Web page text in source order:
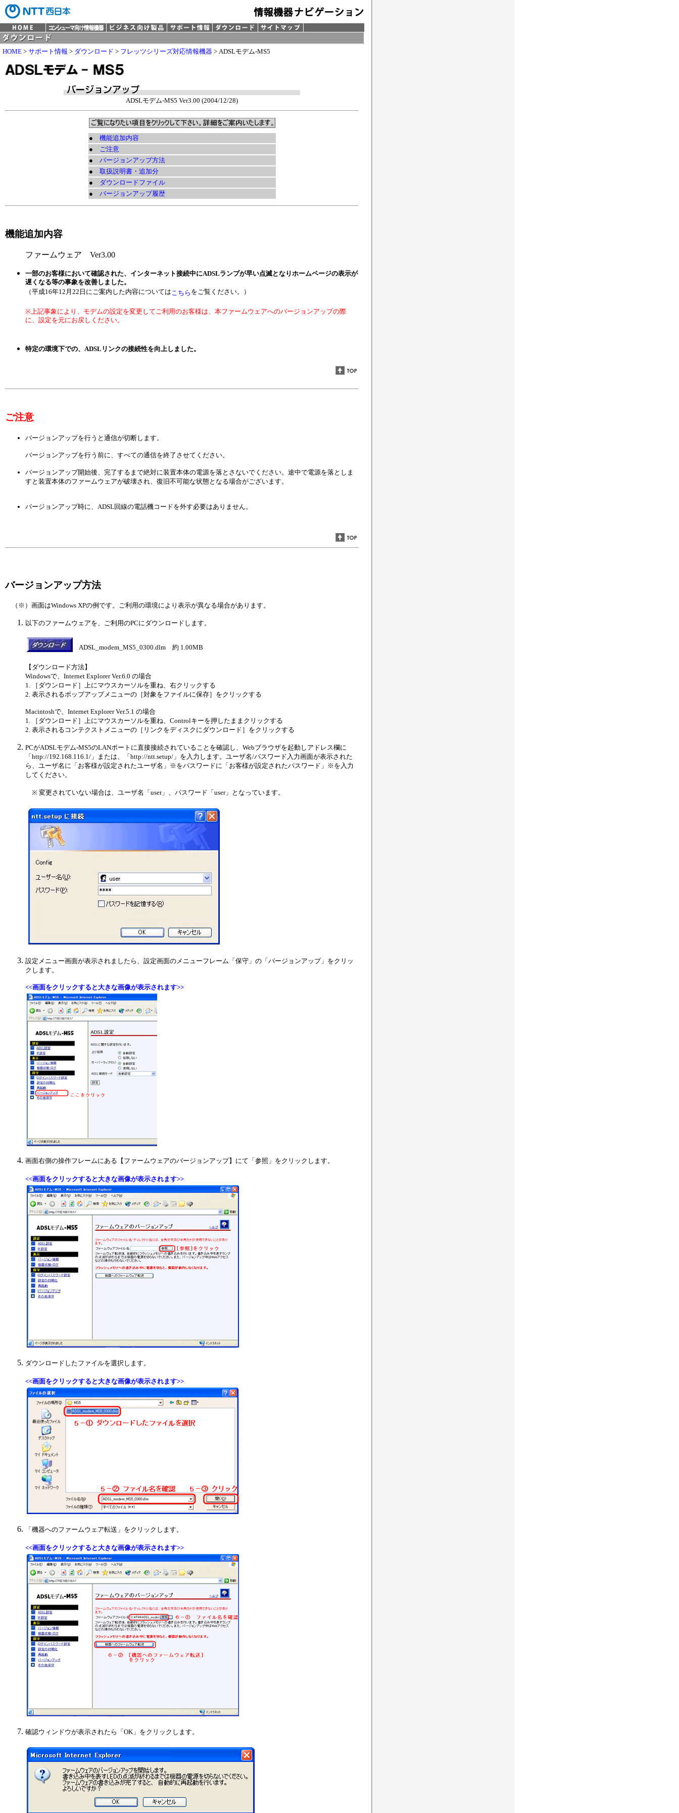
HOME > サポート情報 > ダウンロード > フレッツシリーズ対応情報機器 > ADSLモデム-MS5
ADSLモデム-MS5 Ver3.00 (2004/12/28)
● 機能追加内容
● ご注意
● バージョンアップ方法
● 取扱説明書・追加分
● ダウンロードファイル
● バージョンアップ履歴
機能追加内容
ファームウェア Ver3.00
一部のお客様において確認された、インターネット接続中にADSLランプが早い点滅となりホームページの表示が
遅くなる等の事象を改善しました。
（平成16年12月22日にご案内した内容についてはこちら をご覧ください。）
※上記事象により、モデムの設定を変更してご利用のお客様は、本ファームウェアへのバージョンアップの際
に、設定を元にお戻しください。
特定の環境下での、ADSLリンクの接続性を向上しました。
ご注意
バージョンアップを行うと通信が切断します。
バージョンアップを行う前に、すべての通信を終了させてください。
バージョンアップ開始後、完了するまで絶対に装置本体の電源を落とさないでください。途中で電源を落としま
すと装置本体のファームウェアが破壊され、復旧不可能な状態となる場合がございます。
バージョンアップ時に、ADSL回線の電話機コードを外す必要はありません。
バージョンアップ方法
（※）画面はWindows XPの例です。ご利用の環境により表示が異なる場合があります。
以下のファームウェアを、ご利用のPCにダウンロードします。
ADSL_modem_MS5_0300.dlm 約 1.00MB
【ダウンロード方法】
Windowsで、Internet Explorer Ver.6.0 の場合
1. ［ダウンロード］上にマウスカーソルを重ね、右クリックする
2. 表示されるポップアップメニューの［対象をファイルに保存］をクリックする
Macintoshで、Internet Explorer Ver.5.1 の場合
1. ［ダウンロード］上にマウスカーソルを重ね、Controlキーを押したままクリックする
2. 表示されるコンテクストメニューの［リンクをディスクにダウンロード］をクリックする
PCがADSLモデム-MS5のLANポートに直接接続されていることを確認し、Webブラウザを起動しアドレス欄に
「http://192.168.116.1/」または、「http://ntt.setup/」を入力します。ユーザ名/パスワード入力画面が表示された
ら、ユーザ名に「お客様が設定されたユーザ名」※をパスワードに「お客様が設定されたパスワード」※を入力
してください。
※ 変更されていない場合は、ユーザ名「user」、パスワード「user」となっています。
設定メニュー画面が表示されましたら、設定画面のメニューフレーム「保守」の「バージョンアップ」をクリッ
クします。
<<画面をクリックすると大きな画像が表示されます>>
画面右側の操作フレームにある【ファームウェアのバージョンアップ】にて「参照」をクリックします。
<<画面をクリックすると大きな画像が表示されます>>
ダウンロードしたファイルを選択します。
<<画面をクリックすると大きな画像が表示されます>>
「機器へのファームウェア転送」をクリックします。
<<画面をクリックすると大きな画像が表示されます>>
確認ウィンドウが表示されたら「OK」をクリックします。